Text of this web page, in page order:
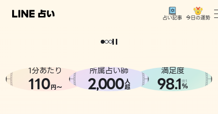
占い記事 今日の運勢
相談事例
どうせなら
。
1分あたり
110円〜
所属占い師
2,000人
超
満足度
98.1※1
%